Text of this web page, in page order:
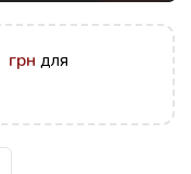
грн для